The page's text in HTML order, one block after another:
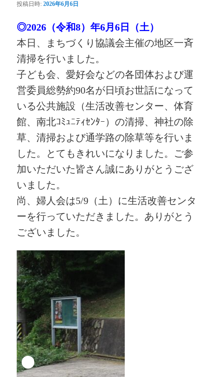
投稿日時:2026年6月6日
◎2026（令和8）年6月6日（土）
本日、まちづくり協議会主催の地区一斉
清掃を行いました。
子ども会、愛好会などの各団体および運
営委員総勢約90名が日頃お世話になって
いる公共施設（生活改善センター、体育
館、南北ｺﾐｭﾆﾃｨｾﾝﾀｰ）の清掃、神社の除
草、清掃および通学路の除草等を行いま
した。とてもきれいになりました。ご参
加いただいた皆さん誠にありがとうござ
いました。
尚、婦人会は5/9（土）に生活改善センタ
ーを行っていただきました。ありがとう
ございました。